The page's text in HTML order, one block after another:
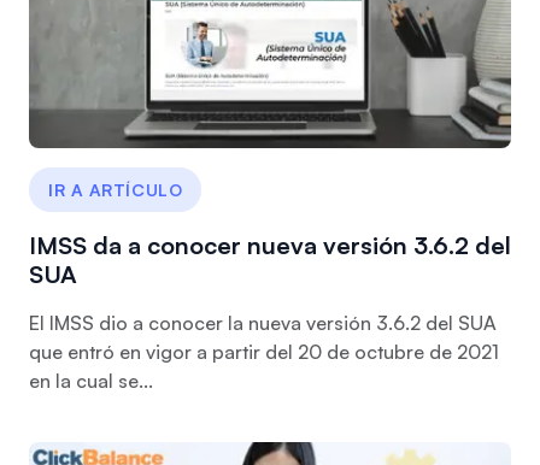
IR A ARTÍCULO
IMSS da a conocer nueva versión 3.6.2 del
SUA
El IMSS dio a conocer la nueva versión 3.6.2 del SUA
que entró en vigor a partir del 20 de octubre de 2021
en la cual se...